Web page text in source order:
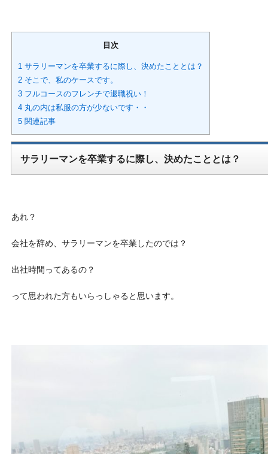
目次
1 サラリーマンを卒業するに際し、決めたこととは？
2 そこで、私のケースです。
3 フルコースのフレンチで退職祝い！
4 丸の内は私服の方が少ないです・・
5 関連記事
サラリーマンを卒業するに際し、決めたこととは？
あれ？
会社を辞め、サラリーマンを卒業したのでは？
出社時間ってあるの？
って思われた方もいらっしゃると思います。